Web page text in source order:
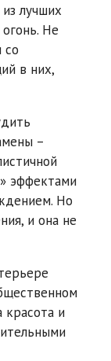
лучших
Не
со
в них,
–
эффектами
Но
и она не
красота и